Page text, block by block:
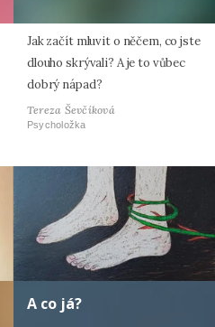
Jak začít mluvit o něčem, co jste
dlouho skrývali? A je to vůbec
dobrý nápad?
Tereza Ševčíková
Psycholožka
A co já?